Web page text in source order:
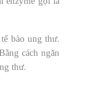
bào ung thư.
cách ngăn
thư.